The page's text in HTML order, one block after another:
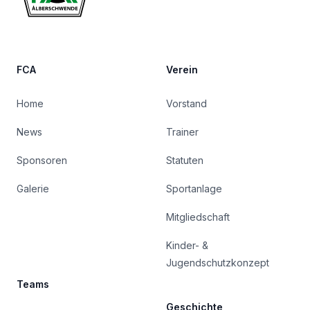
FCA
Home
News
Sponsoren
Galerie
Teams
Verein
Vorstand
Trainer
Statuten
Sportanlage
Mitgliedschaft
Kinder- &
Jugendschutzkonzept
Geschichte